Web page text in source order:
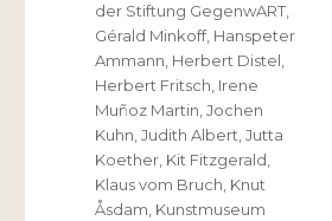
der Stiftung GegenwART
Gérald Minkoff, Hanspeter
Ammann Herbert Distel
Herbert Fritsch Irene
Muñoz Martin ,Jochen
Kuhn ,Judith Albert ,Jutta
Koether Kit Fitzgerald
Klaus vom Bruch Knut
Åsdam Kunstmuseum